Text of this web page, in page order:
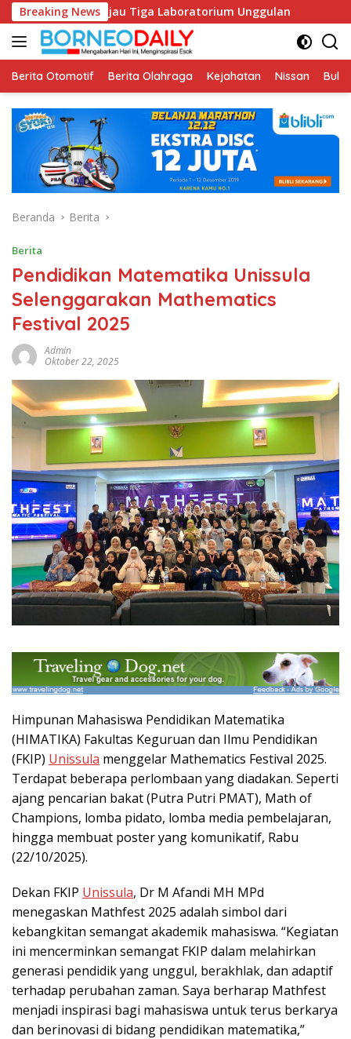
Langsung
ke
konten
Breaking News
Tiga Laboratorium Unggulan Pustakawan
Berita Otomotif Berita Olahraga Kejahatan Nissan
Beranda Berita
Berita
Pendidikan Matematika Unissula
Selenggarakan Mathematics
Festival 2025
Admin
Oktober 22, 2025
Himpunan Mahasiswa Pendidikan Matematika
(HIMATIKA) Fakultas Keguruan dan Ilmu Pendidikan
(FKIP) Unissula menggelar Mathematics Festival 2025.
Terdapat beberapa perlombaan yang diadakan. Seperti
ajang pencarian bakat (Putra Putri PMAT), Math of
Champions, lomba pidato, lomba media pembelajaran,
hingga membuat poster yang komunikatif, Rabu
(22/10/2025).
Dekan FKIP Unissula, Dr M Afandi MH MPd
menegaskan Mathfest 2025 adalah simbol dari
kebangkitan semangat akademik mahasiswa. “Kegiatan
ini mencerminkan semangat FKIP dalam melahirkan
generasi pendidik yang unggul, berakhlak, dan adaptif
terhadap perubahan zaman. Saya berharap Mathfest
menjadi inspirasi bagi mahasiswa untuk terus berkarya
dan berinovasi di bidang pendidikan matematika,”